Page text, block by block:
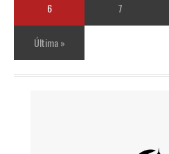
6 7
Última »